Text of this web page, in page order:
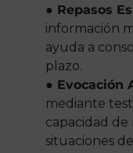
● Repasos
información
ayuda a
plazo.
● Evocación
mediante
capacidad
situaciones